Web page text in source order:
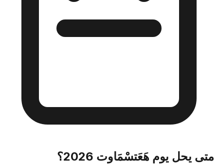
متى يحل يوم هَعَتسْمَاوت 2026؟